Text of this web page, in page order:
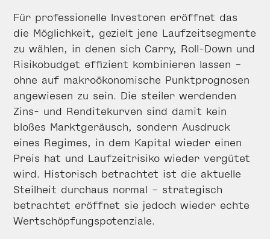
Für professionelle Investoren eröffnet das
die Möglichkeit, gezielt jene Laufzeitsegmente
zu wählen, in denen sich Carry, Roll-Down und
Risikobudget effizient kombinieren lassen –
ohne auf makroökonomische Punktprognosen
angewiesen zu sein. Die steiler werdenden
Zins- und Renditekurven sind damit kein
bloßes Marktgeräusch, sondern Ausdruck
eines Regimes, in dem Kapital wieder einen
Preis hat und Laufzeitrisiko wieder vergütet
wird. Historisch betrachtet ist die aktuelle
Steilheit durchaus normal – strategisch
betrachtet eröffnet sie jedoch wieder echte
Wertschöpfungspotenziale.